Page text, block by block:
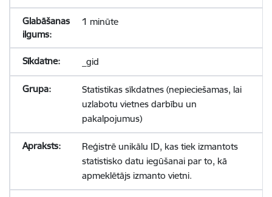
1 minūte
_gid
Statistikas sīkdatnes (nepieciešamas, lai
uzlabotu vietnes darbību un
pakalpojumus)
Reģistrē unikālu ID, kas tiek izmantots
statistisko datu iegūšanai par to, kā
apmeklētājs izmanto vietni.